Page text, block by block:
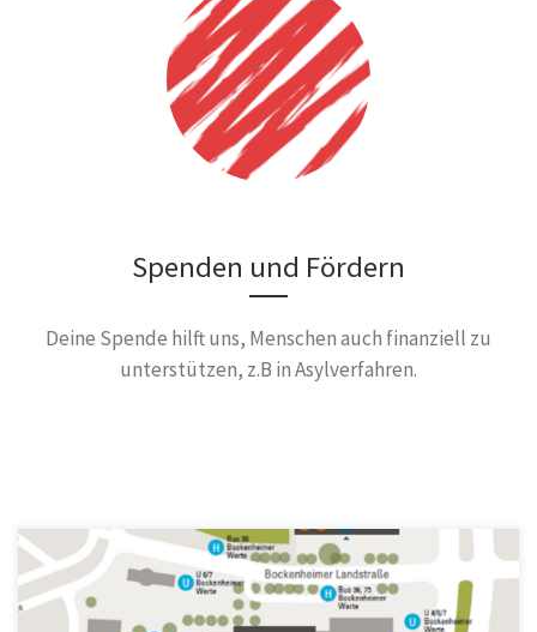
Spenden und Fördern
Deine Spende hilft uns, Menschen auch finanziell zu
unterstützen, z.B in Asylverfahren.